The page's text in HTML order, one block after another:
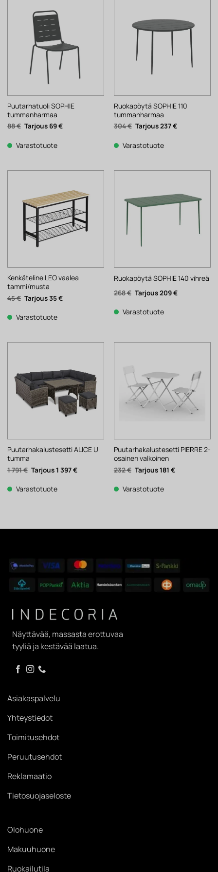
Puutarhatuoli SOPHIE
tummanharmaa
88€ Alkuperäinen
hinta
88 €.
69€Nykyinen
Varastotuote
Ruokapöytä SOPHIE 110
tummanharmaa
304€ Alkuperäinen
hinta
304 €.
237€Nykyinen
Varastotuote
Kenkäteline LEO vaalea
tammi/musta
45€ Alkuperäinen
hinta
45 €.
35€Nykyinen
Varastotuote
Ruokapöytä SOPHIE 140 vihreä
268€ Alkuperäinen
hinta
268 €.
209€Nykyinen
Varastotuote
Puutarhakalustesetti ALICE U
tumma
1 791€ Alkuperäinen
hinta
1
791 €.
1 397€Nykyinen
Varastotuote
Puutarhakalustesetti PIERRE 2-
osainen valkoinen
232€ Alkuperäinen
hinta
232 €.
181 €Nykyinen
Varastotuote
Näyttävää, massasta erottuvaa
tyyliä ja kestävää laatua.
Asiakaspalvelu
Yhteystiedot
Toimitusehdot
Peruutusehdot
Reklamaatio
Tietosuojaseloste
Olohuone
Makuuhuone
Ruokailutila